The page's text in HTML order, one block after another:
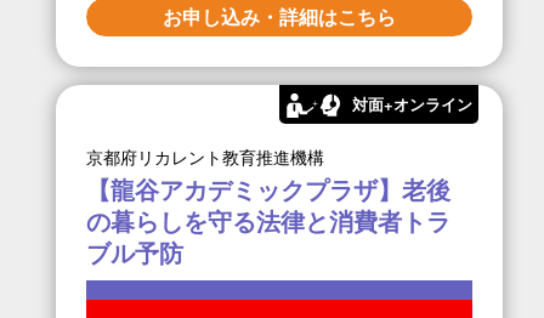
お申し込み・詳細はこちら
対面+オンライン
京都府リカレント教育推進機構
【龍谷アカデミックプラザ】老後
の暮らしを守る法律と消費者トラ
ブル予防